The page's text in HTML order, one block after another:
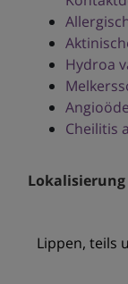
Hydroa
Cheilitis
Lokalisierung
Lippen, teils